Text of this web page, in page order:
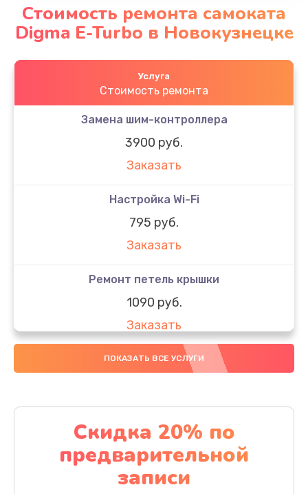
Стоимость ремонта самоката
Digma E-Turbo в Новокузнецке
Услуга
Стоимость ремонта
Замена шим-контроллера
3900 руб.
Заказать
Настройка Wi-Fi
795 руб.
Заказать
Ремонт петель крышки
1090 руб.
Заказать
Замена вебкамеры
Заказать
Замена SSD
890 руб.
Заказать
ПОКАЗАТЬ ВСЕ УСЛУГИ
Скидка 20% по
предварительной
записи